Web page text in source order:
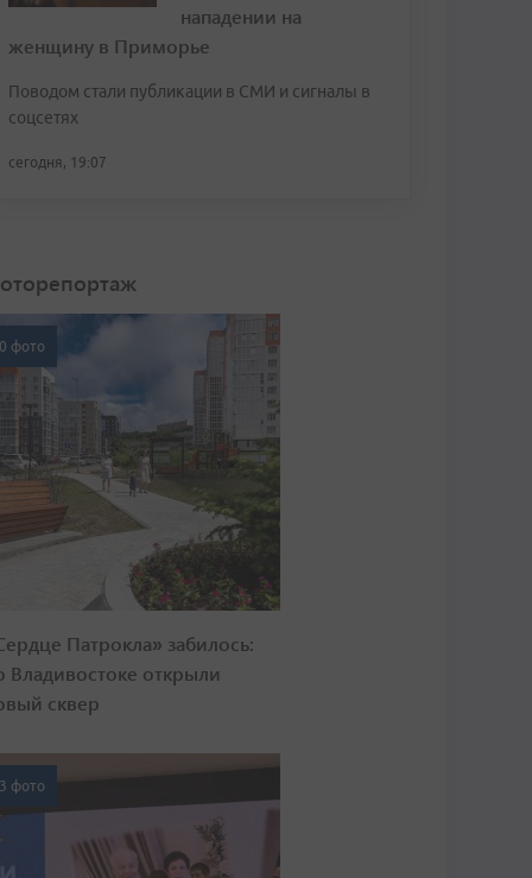
нападении на
женщину в Приморье
Поводом стали публикации в СМИ и сигналы в
соцсетях
сегодня, 19:07
фото
Патрокла» забилось:
Владивостоке открыли
сквер
фото